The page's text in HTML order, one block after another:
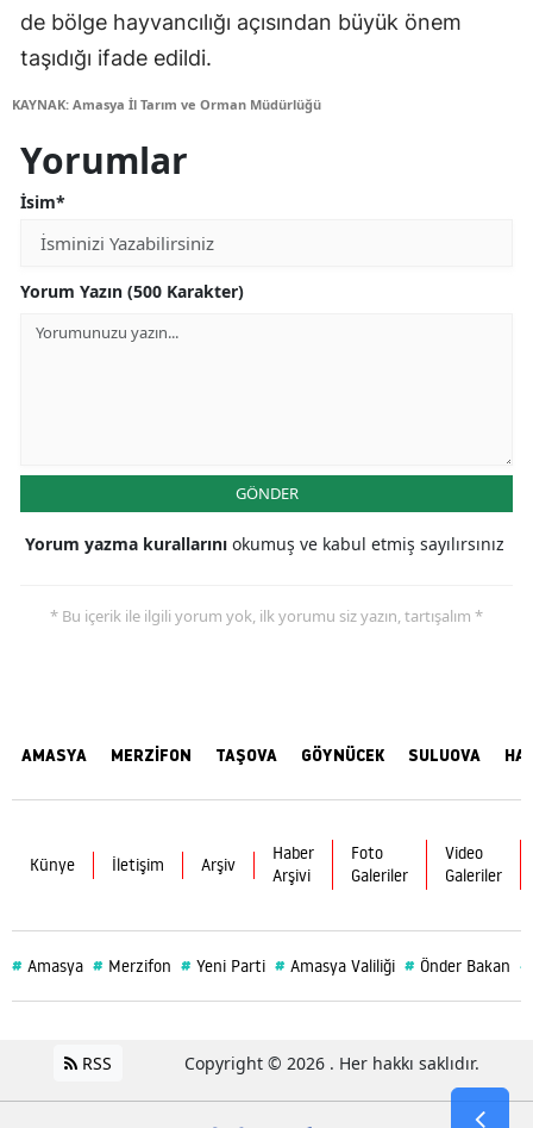
de bölge hayvancılığı açısından büyük önem
taşıdığı ifade edildi.
KAYNAK: Amasya İl Tarım ve Orman Müdürlüğü
Yorumlar
İsim*
Yorum Yazın (500 Karakter)
GÖNDER
Yorum yazma kurallarını okumuş ve kabul etmiş sayılırsınız
* Bu içerik ile ilgili yorum yok, ilk yorumu siz yazın, tartışalım *
AMASYA MERZİFON TAŞOVA GÖYNÜCEK SULUOVA
Künye İletişim Arşiv
Haber
Arşivi
Foto
Galeriler
Video
Galeriler
# Amasya # Merzifon # Yeni Parti # Amasya Valiliği # Önder Bakan #
RSS Copyright © 2026 . Her hakkı saklıdır.